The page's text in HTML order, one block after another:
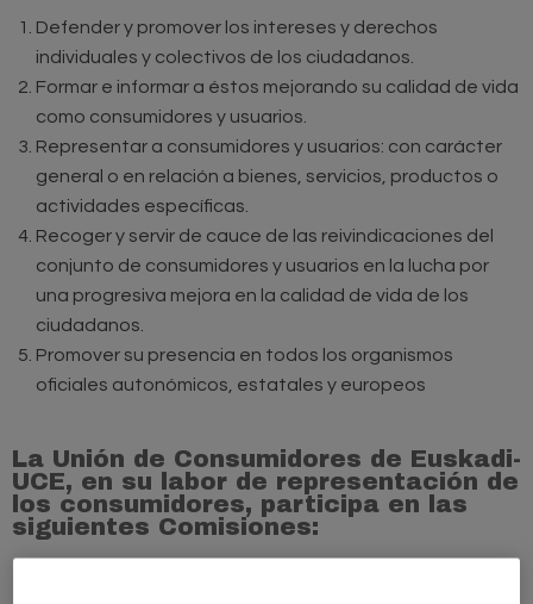
Defender y promover los intereses y derechos
individuales y colectivos de los ciudadanos.
Formar e informar a éstos mejorando su calidad de vida
como consumidores y usuarios.
Representar a consumidores y usuarios: con carácter
general o en relación a bienes, servicios, productos o
actividades específicas.
Recoger y servir de cauce de las reivindicaciones del
conjunto de consumidores y usuarios en la lucha por
una progresiva mejora en la calidad de vida de los
ciudadanos.
Promover su presencia en todos los organismos
oficiales autonómicos, estatales y europeos
La Unión de Consumidores de Euskadi-
UCE, en su labor de representación de
los consumidores, participa en las
siguientes Comisiones: